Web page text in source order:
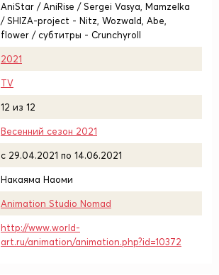
AniStar / AniRise / Sergei Vasya, Mamzelka
/ SHIZA-project - Nitz, Wozwald, Abe,
flower / субтитры - Crunchyroll
2021
TV
12 из 12
Весенний сезон 2021
c 29.04.2021 по 14.06.2021
Накаяма Наоми
Animation Studio Nomad
http://www.world-
art.ru/animation/animation.php?id=10372